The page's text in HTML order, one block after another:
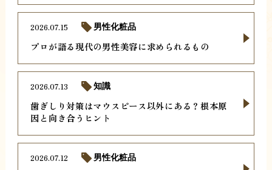
プロが語る現代の男性美容に求められるもの
2026.07.15 男性化粧品
歯ぎしり対策はマウスピース以外にある？根本原
因と向き合うヒント
2026.07.13 知識
2026.07.12 男性化粧品